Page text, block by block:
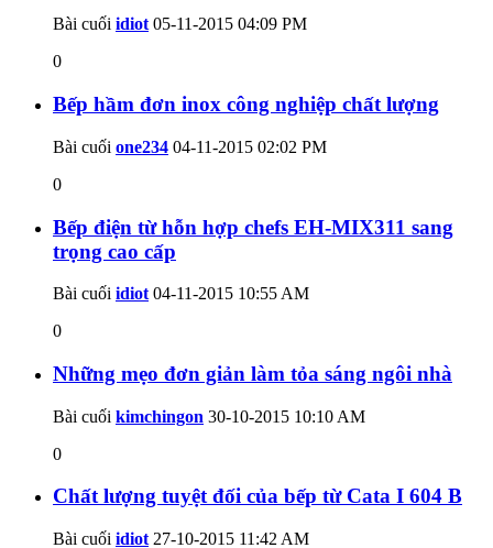
Bài cuối idiot05-11-2015 04:09 PM
0
Bếp hầm đơn inox công nghiệp chất lượng
Bài cuối one234 04-11-2015 02:02 PM
0
Bếp điện từ hỗn hợp chefs EH-MIX311 sang
trọng cao cấp
Bài cuối idiot 04-11-2015 10:55 AM
0
Những mẹo đơn giản làm tỏa sáng ngôi nhà
Bài cuối kimchingon 30-10-2015 10:10 AM
0
Chất lượng tuyệt đối của bếp từ Cata I 604 B
Bài cuối idiot 27-10-2015 11:42 AM